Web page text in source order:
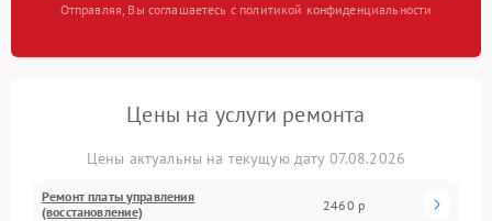
Отправляя, Вы соглашаетесь с политикой конфиденциальности
Цены на услуги ремонта
Цены актуальны на текущую дату 07.08.2026
Ремонт платы управления
(восстановление)
2460 р